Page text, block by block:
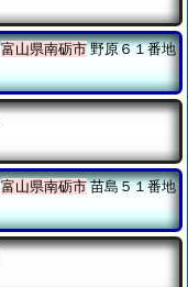
富山県南砺市野原６１番地
富山県南砺市苗島５１番地